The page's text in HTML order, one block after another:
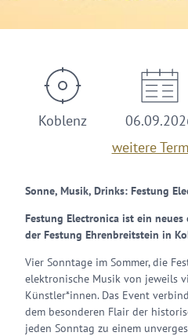
Koblenz
weitere
Sonne, Musik, Drinks: Festung
Festung Electronica ist ein
der Festung Ehrenbreitstein in
Vier Sonntage im Sommer, die
elektronische Musik von jeweils
Künstler*innen. Das Event
dem besonderen Flair der
jeden Sonntag zu einem